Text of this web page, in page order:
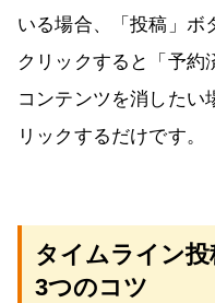
いる場合、「投稿」ボ
クリックすると「予約
コンテンツを消したい
リックするだけです。
タイムライン
3つのコツ